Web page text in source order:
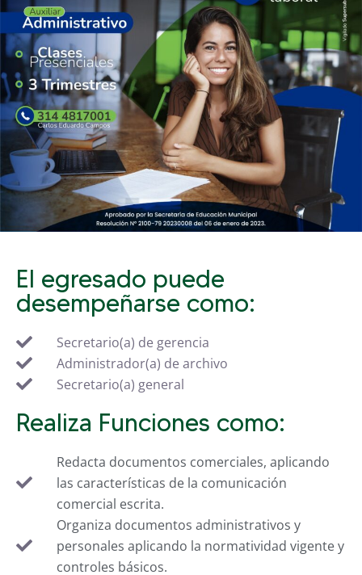
El egresado puede
desempeñarse como:
Secretario(a) de gerencia
Administrador(a) de archivo
Secretario(a) general
Realiza Funciones como:
Redacta documentos comerciales, aplicando
las características de la comunicación
comercial escrita.
Organiza documentos administrativos y
personales aplicando la normatividad vigente y
controles básicos.